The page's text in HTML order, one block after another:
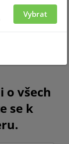
o všech
se k
Vybrat